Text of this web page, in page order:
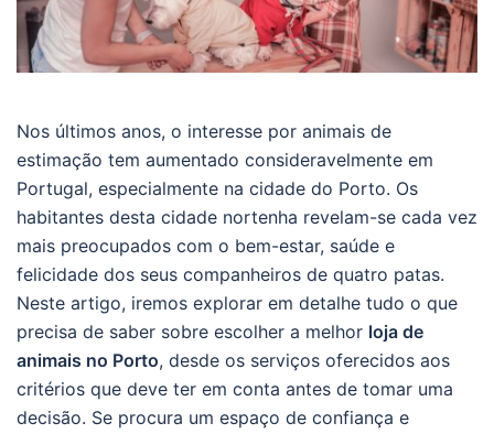
Nos últimos anos, o interesse por animais de
estimação tem aumentado consideravelmente em
Portugal, especialmente na cidade do Porto. Os
habitantes desta cidade nortenha revelam-se cada vez
mais preocupados com o bem-estar, saúde e
felicidade dos seus companheiros de quatro patas.
Neste artigo, iremos explorar em detalhe tudo o que
precisa de saber sobre escolher a melhor loja de
animais no Porto, desde os serviços oferecidos aos
critérios que deve ter em conta antes de tomar uma
decisão. Se procura um espaço de confiança e